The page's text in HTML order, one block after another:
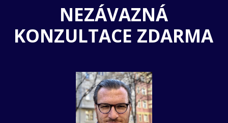
NEZÁVAZNÁ
KONZULTACE ZDARMA